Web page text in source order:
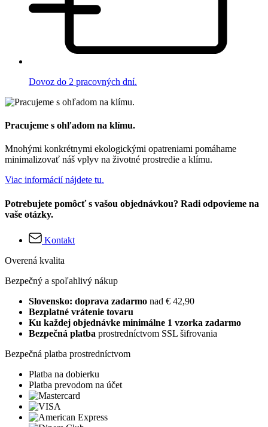
Dovoz do 2 pracovných dní.
Pracujeme s ohľadom na klímu.
Mnohými konkrétnymi ekologickými opatreniami pomáhame
minimalizovať náš vplyv na životné prostredie a klímu.
Viac informácií nájdete tu.
Potrebujete pomôcť s vašou objednávkou? Radi odpovieme na
vaše otázky.
Kontakt
Overená kvalita
Bezpečný a spoľahlivý nákup
Slovensko: doprava zadarmo nad € 42,90
Bezplatné vrátenie tovaru
Ku každej objednávke minimálne 1 vzorka zadarmo
Bezpečná platba prostredníctvom SSL šifrovania
Bezpečná platba prostredníctvom
Platba na dobierku
Platba prevodom na účet